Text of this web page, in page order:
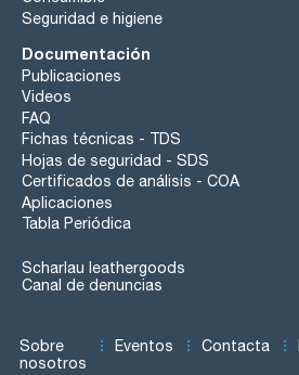
Seguridad e higiene
Documentación
Publicaciones
Videos
FAQ
Fichas técnicas - TDS
Hojas de seguridad - SDS
Certificados de análisis - COA
Aplicaciones
Tabla Periódica
Scharlau leathergoods
Canal de denuncias
Sobre
nosotros
Eventos Contacta